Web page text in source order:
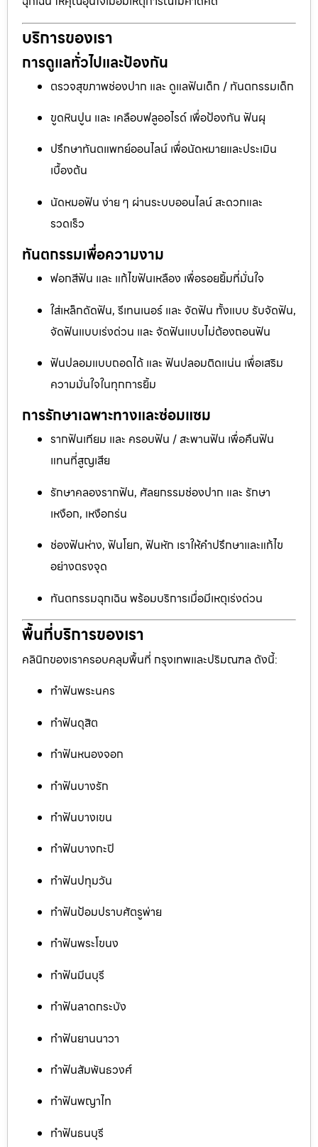
บริการของเรา
การดูแลทั่วไปและป้องกัน
ตรวจสุขภาพช่องปาก และ ดูแลฟันเด็ก / ทันตกรรมเด็ก
ขูดหินปูน และ เคลือบฟลูออไรด์ เพื่อป้องกัน ฟันผุ
ปรึกษาทันตแพทย์ออนไลน์ เพื่อนัดหมายและประเมิน
เบื้องต้น
นัดหมอฟัน ง่าย ๆ ผ่านระบบออนไลน์ สะดวกและ
รวดเร็ว
ทันตกรรมเพื่อความงาม
ฟอกสีฟัน และ แก้ไขฟันเหลือง เพื่อรอยยิ้มที่มั่นใจ
ใส่เหล็กดัดฟัน, รีเทนเนอร์ และ จัดฟัน ทั้งแบบ รับจัดฟัน,
จัดฟันแบบเร่งด่วน และ จัดฟันแบบไม่ต้องถอนฟัน
ฟันปลอมแบบถอดได้ และ ฟันปลอมติดแน่น เพื่อเสริม
ความมั่นใจในทุกการยิ้ม
การรักษาเฉพาะทางและซ่อมแซม
รากฟันเทียม และ ครอบฟัน / สะพานฟัน เพื่อคืนฟัน
แทนที่สูญเสีย
รักษาคลองรากฟัน, ศัลยกรรมช่องปาก และ รักษา
เหงือก, เหงือกร่น
ช่องฟันห่าง, ฟันโยก, ฟันหัก เราให้คำปรึกษาและแก้ไข
อย่างตรงจุด
ทันตกรรมฉุกเฉิน พร้อมบริการเมื่อมีเหตุเร่งด่วน
พื้นที่บริการของเรา
คลินิกของเราครอบคลุมพื้นที่ กรุงเทพและปริมณฑล ดังนี้:
ทำฟันพระนคร
ทำฟันดุสิต
ทำฟันหนองจอก
ทำฟันบางรัก
ทำฟันบางเขน
ทำฟันบางกะปิ
ทำฟันปทุมวัน
ทำฟันป้อมปราบศัตรูพ่าย
ทำฟันพระโขนง
ทำฟันมีนบุรี
ทำฟันลาดกระบัง
ทำฟันยานนาวา
ทำฟันสัมพันธวงศ์
ทำฟันพญาไท
ทำฟันธนบุรี